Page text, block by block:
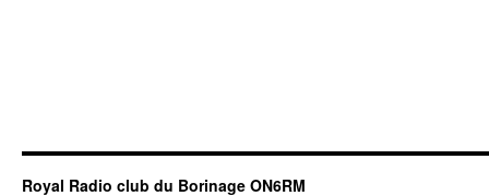
Royal Radio club du Borinage ON6RM